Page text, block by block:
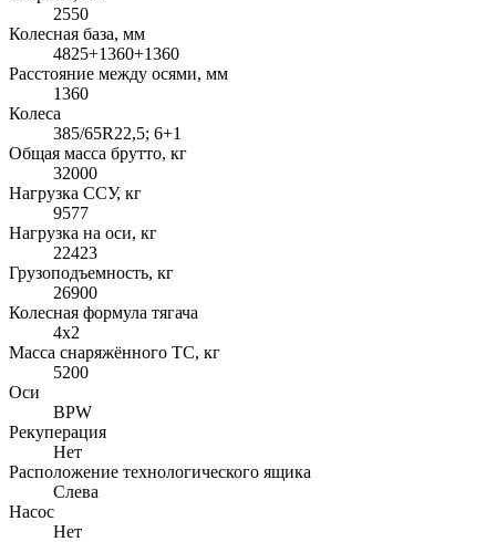
2550
Колесная база, мм
4825+1360+1360
Расстояние между осями, мм
1360
Колеса
385/65R22,5; 6+1
Общая масса брутто, кг
32000
Нагрузка ССУ, кг
9577
Нагрузка на оси, кг
22423
Грузоподъемность, кг
26900
Колесная формула тягача
4x2
Масса снаряжённого ТС, кг
5200
Оси
BPW
Рекуперация
Нет
Расположение технологического ящика
Слева
Насос
Нет